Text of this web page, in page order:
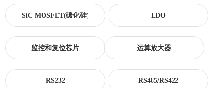
SiC MOSFET(碳化硅) LDO
监控和复位芯片 运算放大器
RS232 RS485/RS422